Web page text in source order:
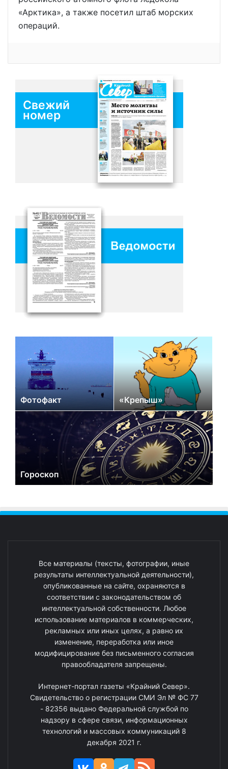
«Арктика», а также посетил штаб морских
операций.
Свежий
номер
Фотофакт «Крепыш»
Гороскоп
Все материалы (тексты, фотографии, иные
результаты интеллектуальной деятельности),
опубликованные на сайте, охраняются в
соответствии с законодательством об
интеллектуальной собственности. Любое
использование материалов в коммерческих,
рекламных или иных целях, а равно их
изменение, переработка или иное
модифицирование без письменного согласия
правообладателя запрещены.
Интернет-портал газеты «Крайний Север».
Свидетельство о регистрации СМИ Эл № ФС 77
- 82356 выдано Федеральной службой по
надзору в сфере связи, информационных
технологий и массовых коммуникаций 8
декабря 2021 г.